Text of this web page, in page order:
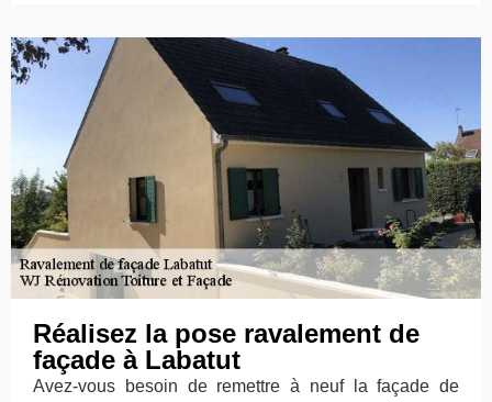
Réalisez la pose ravalement de
façade à Labatut
Avez-vous besoin de remettre à neuf la façade de